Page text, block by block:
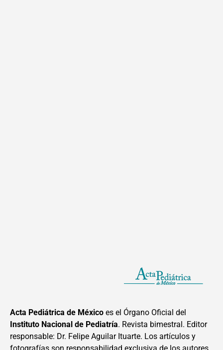
Acta Pediátrica de México es el Órgano Oficial del
Instituto Nacional de Pediatría. Revista bimestral. Editor
responsable: Dr. Felipe Aguilar Ituarte. Los artículos y
fotografías son responsabilidad exclusiva de los autores.